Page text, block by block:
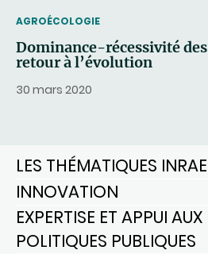
THEMATIC
AGROÉCOLOGIE
Dominance-récessivité des
retour à l’évolution
30 mars 2020
LES THÉMATIQUES INRAE
INNOVATION
EXPERTISE ET APPUI AUX
POLITIQUES PUBLIQUES